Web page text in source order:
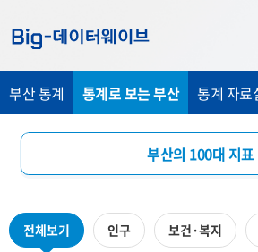
가
가
가
부산 통계 통계로 보는 부산 통계 자료
부산의 100대 지표
지역통계 시각화
전체보기 인구 보건·복지